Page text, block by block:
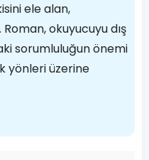
ele alan,
okuyucuyu dış
sorumluluğun önemi
yönleri üzerine